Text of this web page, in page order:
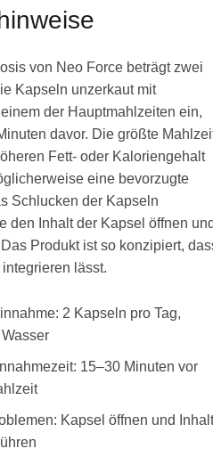
von Neo Force beträgt zwei
Kapseln unzerkaut mit
der Hauptmahlzeiten ein,
davor. Die größte
Fett- oder Kaloriengehalt
eine bevorzugte
Schlucken der Kapseln
den Inhalt der Kapsel öffnen
Produkt ist so konzipiert,
lässt.
2 Kapseln pro Tag,
15–30 Minuten vor
Kapsel öffnen und